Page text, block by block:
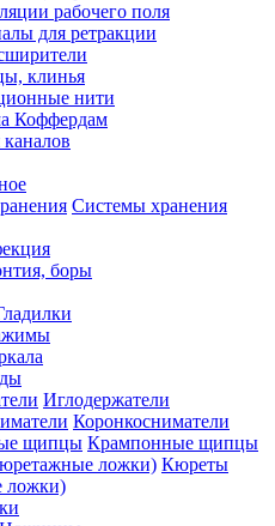
рабочего поля
для ретракции
клинья
нити
Коффердам
Системы хранения
боры
Иглодержатели
Коронкосниматели
Крампонные щипцы
Кюреты
ложки)